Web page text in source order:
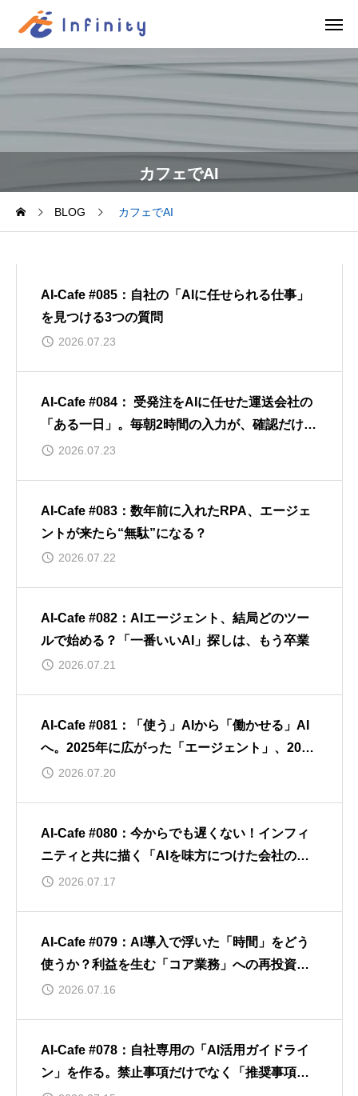
カフェでAI
BLOG カフェでAI
AI-Cafe #085：自社の「AIに任せられる仕事」
を見つける3つの質問
2026.07.23
AI-Cafe #084： 受発注をAIに任せた運送会社の
「ある一日」。毎朝2時間の入力が、確認だけの
約20分に
2026.07.23
AI-Cafe #083：数年前に入れたRPA、エージェ
ントが来たら“無駄”になる？
2026.07.22
AI-Cafe #082：AIエージェント、結局どのツー
ルで始める？「一番いいAI」探しは、もう卒業
2026.07.21
AI-Cafe #081：「使う」AIから「働かせる」AI
へ。2025年に広がった「エージェント」、2026
年のいま何が変わる？
2026.07.20
AI-Cafe #080：今からでも遅くない！インフィ
ニティと共に描く「AIを味方につけた会社の未
来像」2026.07.17
AI-Cafe #079：AI導入で浮いた「時間」をどう
使うか？利益を生む「コア業務」への再投資の
考え方
2026.07.16
AI-Cafe #078：自社専用の「AI活用ガイドライ
ン」を作る。禁止事項だけでなく「推奨事項」